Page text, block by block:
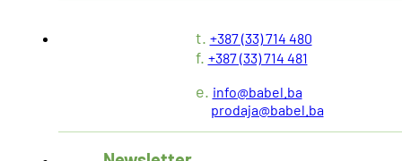
t. +387 (33) 714 480
f. +387 (33) 714 481
e. info@babel.ba
prodaja@babel.ba